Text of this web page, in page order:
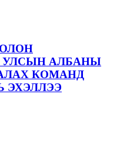
УЛСЫН АЛБАНЫ
КОМАНД
ЭХЭЛЛЭЭ